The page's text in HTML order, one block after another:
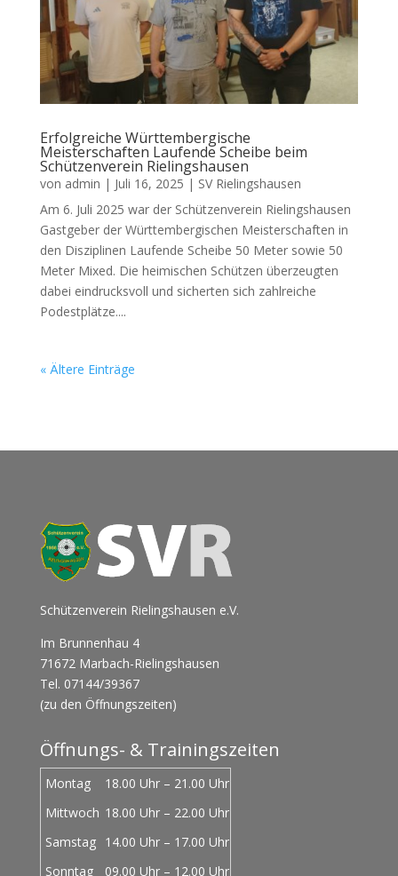
Erfolgreiche Württembergische
Meisterschaften Laufende Scheibe beim
Schützenverein Rielingshausen
von admin | Juli 16, 2025 | SV Rielingshausen
Am 6. Juli 2025 war der Schützenverein Rielingshausen
Gastgeber der Württembergischen Meisterschaften in
den Disziplinen Laufende Scheibe 50 Meter sowie 50
Meter Mixed. Die heimischen Schützen überzeugten
dabei eindrucksvoll und sicherten sich zahlreiche
Podestplätze....
« Ältere Einträge
Schützenverein Rielingshausen e.V.
Im Brunnenhau 4
71672 Marbach-Rielingshausen
Tel. 07144/39367
(zu den Öffnungszeiten)
Öffnungs- & Trainingszeiten
Montag
18.00 Uhr – 21.00 Uhr
Mittwoch 18.00 Uhr – 22.00 Uhr
Samstag 14.00 Uhr – 17.00 Uhr
Sonntag
09.00 Uhr – 12.00 Uhr